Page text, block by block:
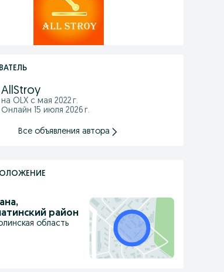
AllStroy
на OLX с мая 2022 г.
Онлайн 15 июля 2026 г.
Все объявления автора
,
район
область